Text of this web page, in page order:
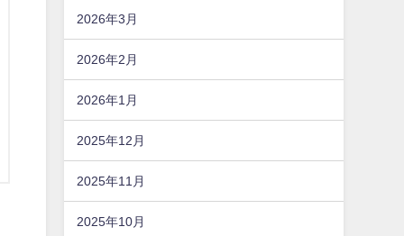
2026年3月
2026年2月
2026年1月
2025年12月
2025年11月
2025年10月